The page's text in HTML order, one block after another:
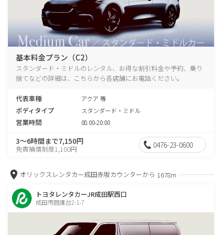
基本料金プラン（C2）
スタンダード・ミドルのレンタル、お得な割引料金や予約、乗り
捨てなどの詳細は、こちらから各店舗にお電話ください。
代表車種 アクア 等
ボディタイプ スタンダード・ミドル
営業時間 08:00-20:00
3～6時間まで7,150円
免責補償制度1,100円 0476-23-0600
オリックスレンタカー成田赤坂カウンターから 1678m
トヨタレンタカーJR成田駅西口
成田市囲護台2-1-7